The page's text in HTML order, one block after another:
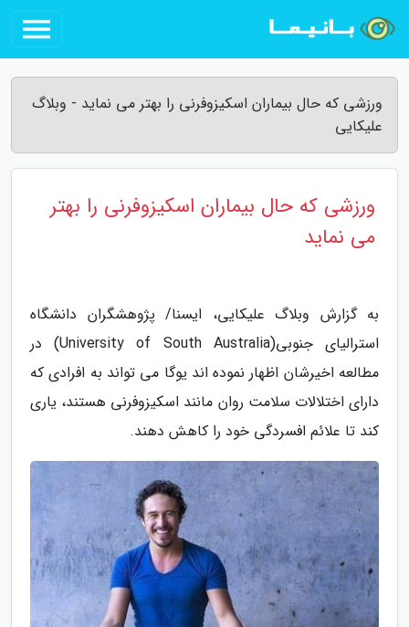
ورزشی که حال بیماران اسکیزوفرنی را بهتر می نماید - وبلاگ
علیکایی
ورزشی که حال بیماران اسکیزوفرنی را بهتر
می نماید
به گزارش وبلاگ علیکایی، ایسنا/ پژوهشگران دانشگاه
استرالیای جنوبی(University of South Australia) در
مطالعه اخیرشان اظهار نموده اند یوگا می تواند به افرادی که
دارای اختلالات سلامت روان مانند اسکیزوفرنی هستند، یاری
کند تا علائم افسردگی خود را کاهش دهند.